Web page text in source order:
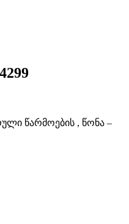
წარმოების , წონა –